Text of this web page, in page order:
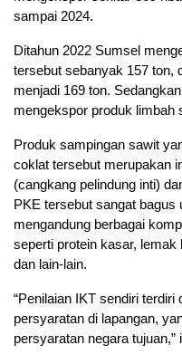
sampai 2024.
Ditahun 2022 Sumsel
tersebut sebanyak 157 ton,
menjadi 169 ton.
mengekspor produk limbah
Produk sampingan sawit
coklat tersebut merupakan
(cangkang pelindung inti)
PKE tersebut sangat
mengandung berbagai
seperti protein kasar,
dan lain-lain.
“Penilaian IKT sendiri
persyaratan di lapangan,
persyaratan negara tujuan,”